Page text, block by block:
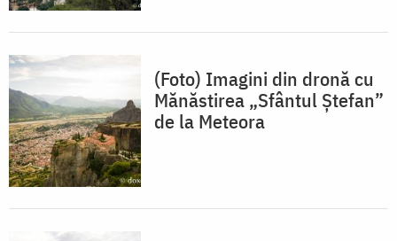
(Foto) Imagini din dronă cu
Mănăstirea „Sfântul Ștefan”
de la Meteora